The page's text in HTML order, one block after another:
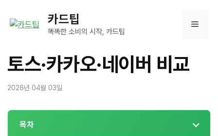
카드팁
똑똑한 소비의 시작, 카드팁
메
토스·카카오·네이버 비교
2026년 04월 03일
목차